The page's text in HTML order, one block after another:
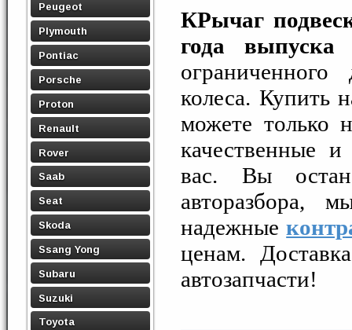
Peugeot
Plymouth
Pontiac
Porsche
Proton
Renault
Rover
Saab
Seat
Skoda
Ssang Yong
Subaru
Suzuki
Toyota
КРычаг
года выпуска
колеса.
можете только
качественные
вас. Вы
авторазбора,
надежные
ценам.
автозапчасти!